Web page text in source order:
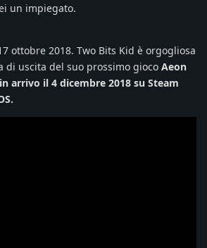
un impiegato.
ottobre 2018. Two Bits Kid è orgogliosa
di uscita del suo prossimo gioco Aeon
arrivo il 4 dicembre 2018 su Steam